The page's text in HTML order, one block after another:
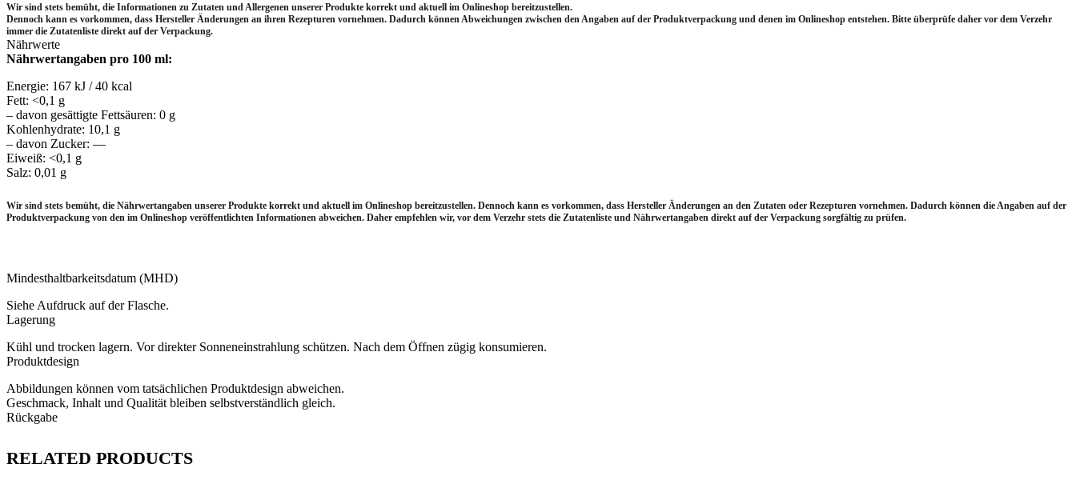
Wir sind stets bemüht, die Informationen zu Zutaten und Allergenen unserer Produkte korrekt und aktuell im Onlineshop bereitzustellen.
Dennoch kann es vorkommen, dass Hersteller Änderungen an ihren Rezepturen vornehmen. Dadurch können Abweichungen zwischen den Angaben auf der Produktverpackung und denen im Onlineshop entstehen. Bitte überprüfe daher vor dem Verzehr
immer die Zutatenliste direkt auf der Verpackung.
Nährwerte
Nährwertangaben pro 100 ml:
Energie: 167 kJ / 40 kcal
Fett: <0,1 g
– davon gesättigte Fettsäuren: 0 g
Kohlenhydrate: 10,1 g
– davon Zucker: —
Eiweiß: <0,1 g
Salz: 0,01 g
Wir sind stets bemüht, die Nährwertangaben unserer Produkte korrekt und aktuell im Onlineshop bereitzustellen. Dennoch kann es vorkommen, dass Hersteller Änderungen an den Zutaten oder Rezepturen vornehmen. Dadurch können die Angaben auf der
Produktverpackung von den im Onlineshop veröffentlichten Informationen abweichen. Daher empfehlen wir, vor dem Verzehr stets die Zutatenliste und Nährwertangaben direkt auf der Verpackung sorgfältig zu prüfen.
Mindesthaltbarkeitsdatum (MHD)
Siehe Aufdruck auf der Flasche.
Lagerung
Kühl und trocken lagern. Vor direkter Sonneneinstrahlung schützen. Nach dem Öffnen zügig konsumieren.
Produktdesign
Abbildungen können vom tatsächlichen Produktdesign abweichen.
Geschmack, Inhalt und Qualität bleiben selbstverständlich gleich.
Rückgabe
RELATED PRODUCTS